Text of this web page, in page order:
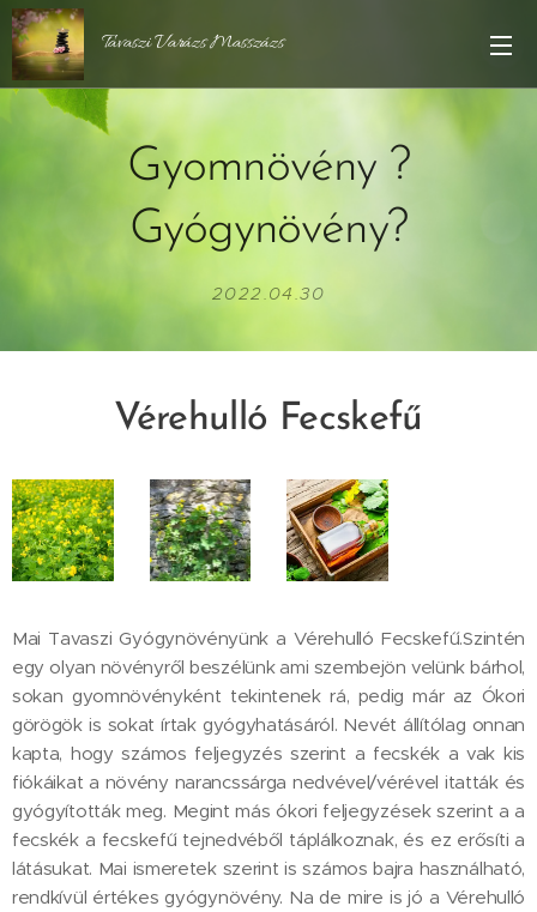
Tavaszi Varázs Masszázs
Gyomnövény ?
Gyógynövény?
2022.04.30
Vérehulló Fecskefű
Mai Tavaszi Gyógynövényünk a Vérehulló Fecskefű.Szintén
egy olyan növényről beszélünk ami szembejön velünk bárhol,
sokan gyomnövényként tekintenek rá, pedig már az Ókori
görögök is sokat írtak gyógyhatásáról. Nevét állítólag onnan
kapta, hogy számos feljegyzés szerint a fecskék a vak kis
fiókáikat a növény narancssárga nedvével/vérével itatták és
gyógyították meg. Megint más ókori feljegyzések szerint a a
fecskék a fecskefű tejnedvéből táplálkoznak, és ez erősíti a
látásukat. Mai ismeretek szerint is számos bajra használható,
rendkívül értékes gyógynövény. Na de mire is jó a Vérehulló